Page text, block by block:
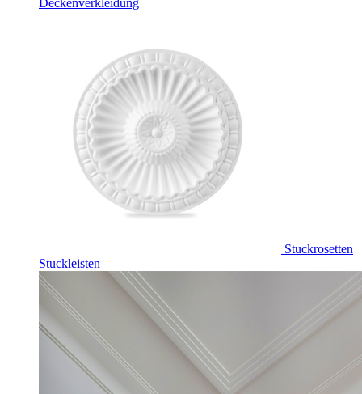
Deckenverkleidung
Stuckrosetten
Stuckleisten